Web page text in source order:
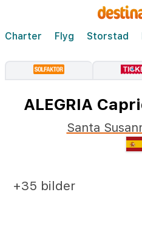
Charter Flyg Storstad
ALEGRIA
Santa
+35 bilder